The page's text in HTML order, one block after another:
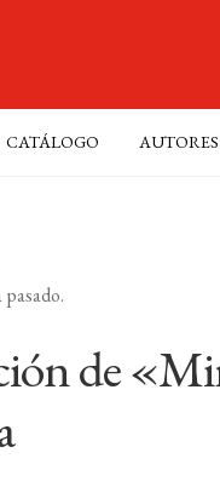
CATÁLOGO AUTORES
de